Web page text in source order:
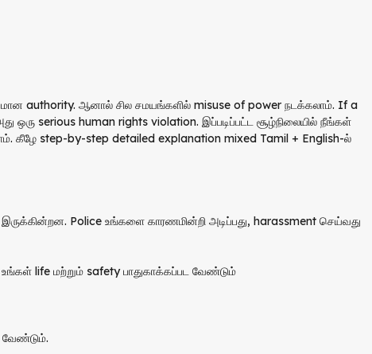
authority. ஆனால் சில சமயங்களில் misuse of power நடக்கலாம். If a
serious human rights violation. இப்படிப்பட்ட சூழ்நிலையில் நீங்கள்
கீழே step-by-step detailed explanation mixed Tamil + English-ல்
Police உங்களை காரணமின்றி அடிப்பது, harassment செய்வது
life மற்றும் safety பாதுகாக்கப்பட வேண்டும்